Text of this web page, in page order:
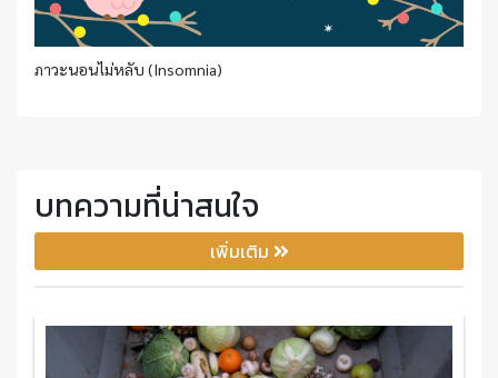
ภาวะนอนไม่หลับ (Insomnia)
บทความที่น่าสนใจ
เพิ่มเติม